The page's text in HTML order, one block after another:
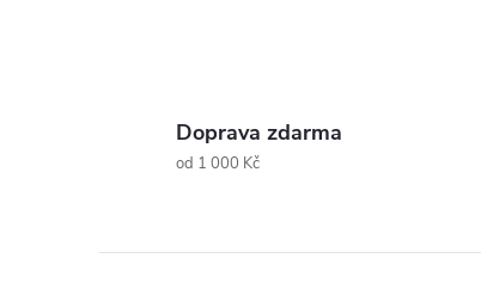
Doprava zdarma
od 1 000 Kč